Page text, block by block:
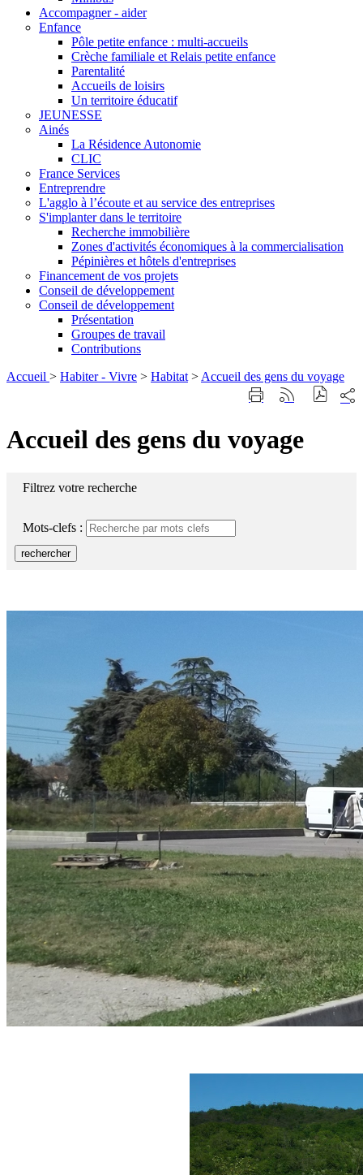
Accompagner - aider
Enfance
Pôle petite enfance : multi-accueils
Crèche familiale et Relais petite enfance
Parentalité
Accueils de loisirs
Un territoire éducatif
JEUNESSE
Ainés
La Résidence Autonomie
CLIC
France Services
Entreprendre
L'agglo à l’écoute et au service des entreprises
S'implanter dans le territoire
Recherche immobilière
Zones d'activités économiques à la commercialisation
Pépinières et hôtels d'entreprises
Financement de vos projets
Conseil de développement
Conseil de développement
Présentation
Groupes de travail
Contributions
Accueil > Habiter - Vivre > Habitat > Accueil des gens du voyage
ImprimerGénérer
RSS
sur
Accueil des gens du voyage
Filtrez votre recherche
Mots-clefs :
rechercher